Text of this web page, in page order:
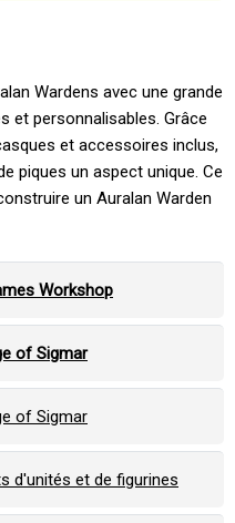
Wardens avec une grande
et personnalisables. Grâce
et accessoires inclus,
piques un aspect unique. Ce
un Auralan Warden
Workshop
of Sigmar
of Sigmar
d'unités et de figurines